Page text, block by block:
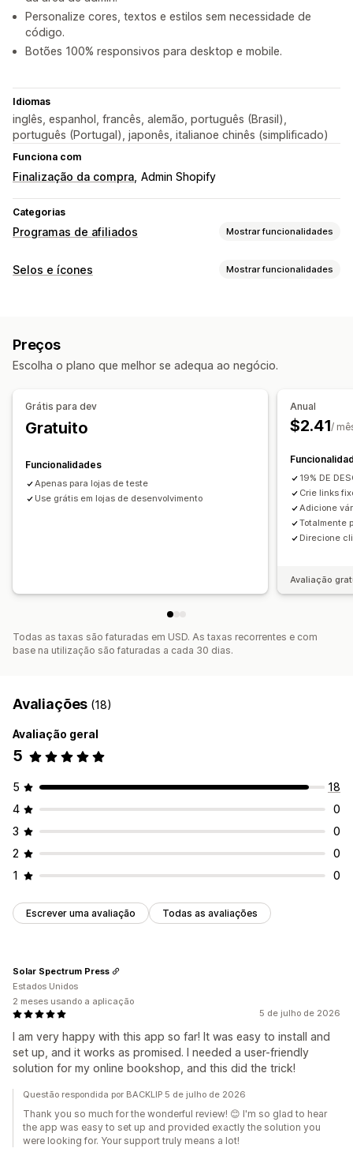
Personalize cores, textos e estilos sem necessidade de
código.
Botões 100% responsivos para desktop e mobile.
Idiomas
inglês, espanhol, francês, alemão, português (Brasil),
português (Portugal), japonês, italianoe chinês (simplificado)
Funciona com
Finalização da compra Admin Shopify
Categorias
Programas de afiliados Mostrar funcionalidades
Gestão de referências
Experiência de afiliado
Ligações e descontos personalizados
Selos e ícones Mostrar funcionalidades
Banners de venda
Carregamento de ficheiros
Posição do ícone
Posição manual Posição automática
Preços
Escolha o plano que melhor se adequa ao negócio.
Grátis para dev
Gratuito
Funcionalidades
Apenas para lojas de teste
Use grátis em lojas de desenvolvimento
Anual
$2.41/
19% DE
Crie links
Adicione
Totalmente
Direcione
Avaliação
Todas as taxas são faturadas em USD. As taxas recorrentes e com
base na utilização são faturadas a cada 30 dias.
Avaliações (18)
Avaliação geral
5
5
18
4
0
3
0
2
0
1
0
Escrever uma avaliação Todas as avaliações
5 de julho de 2026
I am very happy with this app so far! It was easy to install and
set up, and it works as promised. I needed a user-friendly
solution for my online bookshop, and this did the trick!
Solar Spectrum Press
Estados Unidos
2 meses usando a aplicação
Questão respondida por BACKLIP 5 de julho de 2026
Thank you so much for the wonderful review! 😊 I'm so glad to hear
the app was easy to set up and provided exactly the solution you
were looking for. Your support truly means a lot!